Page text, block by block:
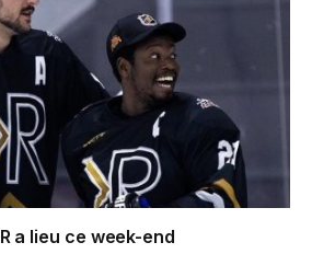
a lieu ce week-end